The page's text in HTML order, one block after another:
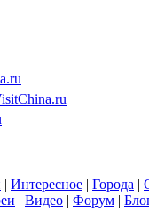
| Интересное | Города |
| Видео | Форум |